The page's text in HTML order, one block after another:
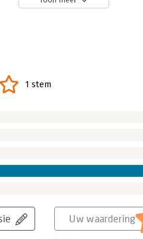
van producten,
hoe zit het met de
van
of Management'.
1 stem
Uw waardering